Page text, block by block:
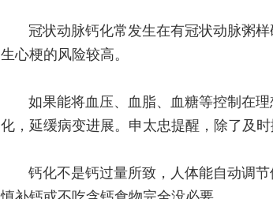
冠状动脉钙化常发生在有冠状动脉粥
生心梗的风险较高。
如果能将血压、血脂、血糖等控制在
化，延缓病变进展。申太忠提醒，除了及
钙化不是钙过量所致，人体能自动调